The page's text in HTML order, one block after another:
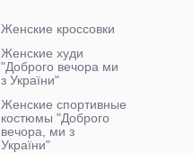
Женские кроссовки
Женские худи
"Доброго вечора ми
з України"
Женские спортивные
костюмы "Доброго
вечора, ми з
України"